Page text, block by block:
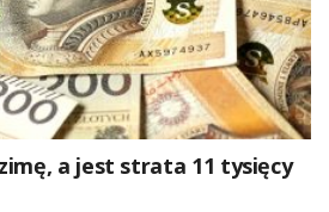
a jest strata 11 tysięcy